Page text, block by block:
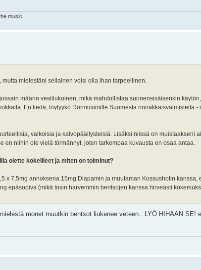
music.
mielestäni sellainen voisi olla ihan tarpeellinen.
määrin vesiliukoinen, mikä mahdollistaa suonensisäisenkin
En tiedä, löytyykö Dormicumille Suomesta rinnakkaisvalmisteita -
valkoisia ja kalvopäällysteisiä. Lisäksi niissä on muistaakseni
en niihin ole vielä törmännyt, joten tarkempaa kuvausta en osaa antaa.
olette kokeilleet ja miten on toiminut?
x 7,5mg annoksena 15mg Diapamin ja muutaman Kossushotin kanssa,
epäsopiva (mikä tosin harvemmin bentsojen kanssa hirveästi
monet muutkin bentsot liukenee veteen.. LYÖ HIHAAN SE!